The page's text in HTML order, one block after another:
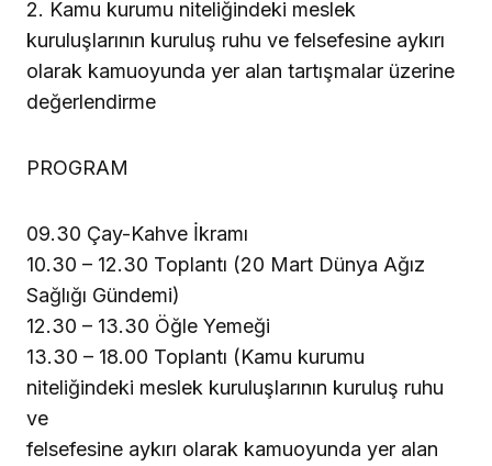
2. Kamu kurumu niteliğindeki meslek
kuruluşlarının kuruluş ruhu ve felsefesine aykırı
olarak kamuoyunda yer alan tartışmalar üzerine
değerlendirme
PROGRAM
09.30 Çay-Kahve İkramı
10.30 – 12.30 Toplantı (20 Mart Dünya Ağız
Sağlığı Gündemi)
12.30 – 13.30 Öğle Yemeği
13.30 – 18.00 Toplantı (Kamu kurumu
niteliğindeki meslek kuruluşlarının kuruluş ruhu
ve
felsefesine aykırı olarak kamuoyunda yer alan